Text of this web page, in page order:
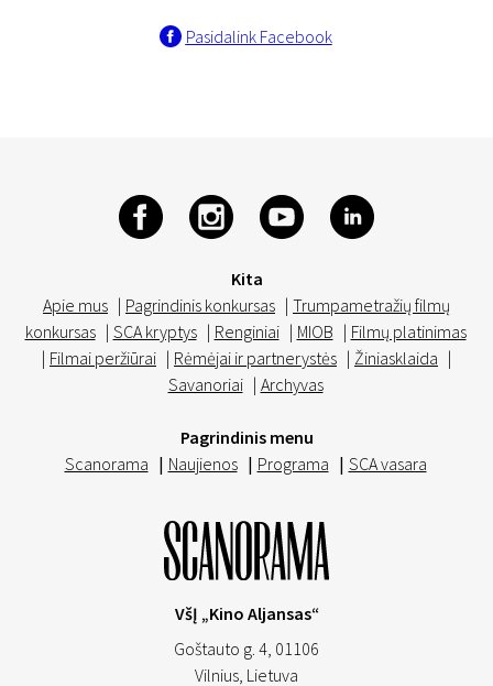
Pasidalink Facebook
Kita
Apie mus | Pagrindinis konkursas | Trumpametražių filmų
konkursas | SCA kryptys | Renginiai | MIOB | Filmų platinimas
| Filmai peržiūrai | Rėmėjai ir partnerystės | Žiniasklaida |
Savanoriai | Archyvas
Pagrindinis menu
Scanorama | Naujienos | Programa | SCA vasara
VšĮ „Kino Aljansas“
Goštauto g. 4, 01106
Vilnius, Lietuva